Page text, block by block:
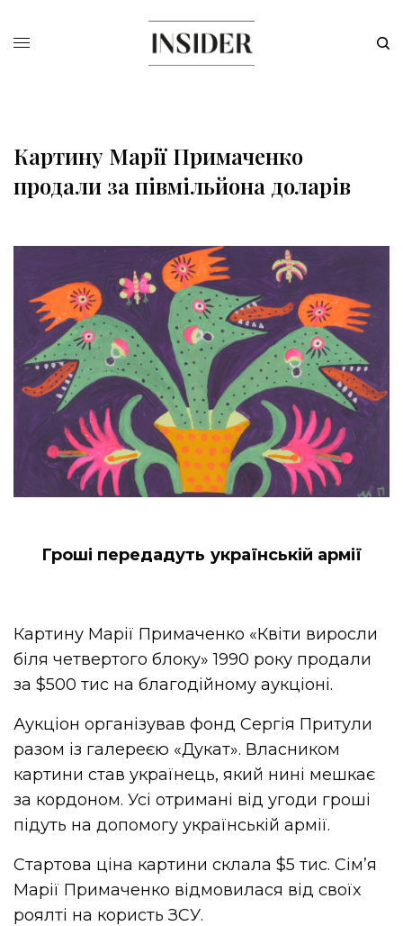
Картину Марії Примаченко
продали за півмільйона доларів
Гроші передадуть українській армії
Картину Марії Примаченко «Квіти виросли
біля четвертого блоку» 1990 року продали
за $500 тис на благодійному аукціоні.
Аукціон організував фонд Сергія Притули
разом із галереєю «Дукат». Власником
картини став українець, який нині мешкає
за кордоном. Усі отримані від угоди гроші
підуть на допомогу українській армії.
Стартова ціна картини склала $5 тис. Сім’я
Марії Примаченко відмовилася від своїх
роялті на користь ЗСУ.